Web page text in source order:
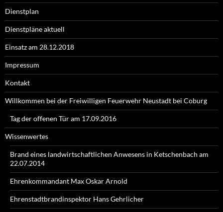
Dienstplan
Dienstpläne aktuell
Einsatz am 28.12.2018
Impressum
Kontakt
Willkommen bei der Freiwilligen Feuerwehr Neustadt bei Coburg
Tag der offenen Tür am 17.09.2016
Wissenwertes
Brand eines landwirtschaftlichen Anwesens in Ketschenbach am
22.07.2014
Ehrenkommandant Max Oskar Arnold
Ehrenstadtbrandinspektor Hans Gehrlicher